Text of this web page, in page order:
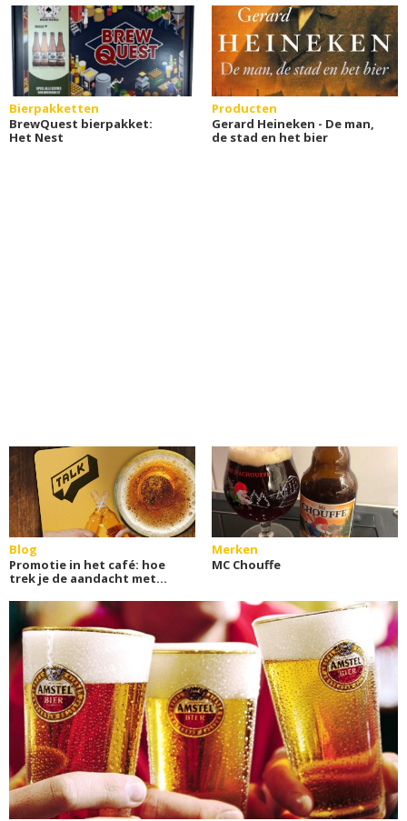
Bierpakketten
BrewQuest bierpakket:
Het Nest
Producten
Gerard Heineken - De man,
de stad en het bier
Blog
Promotie in het café: hoe
trek je de aandacht met
Merken
MC Chouffe